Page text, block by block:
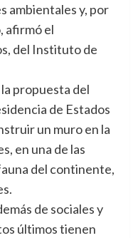
ambientales y, por
afirmó el
del Instituto de
propuesta del
de Estados
un muro en la
en una de las
del continente,
de sociales y
últimos tienen